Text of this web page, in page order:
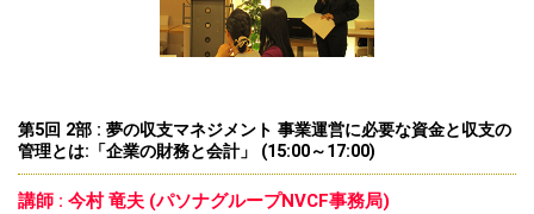
第5回 2部 : 夢の収支マネジメント 事業運営に必要な資金と収支の
管理とは:「企業の財務と会計」 (15:00～17:00)
講師 : 今村 竜夫 (パソナグループNVCF事務局)